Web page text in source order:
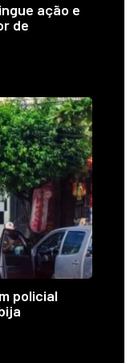
ação e
de
policial